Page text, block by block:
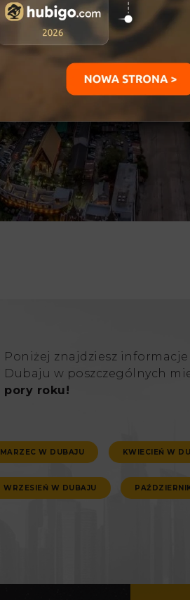
Poniżej znajdziesz
Dubaju w poszczególnych
pory roku!
MARZEC W DUBAJU KWIECIEŃ W
WRZESIEŃ W DUBAJU